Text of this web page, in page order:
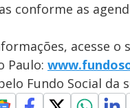
conforme as
acesse o
Paulo:
Fundo Social da